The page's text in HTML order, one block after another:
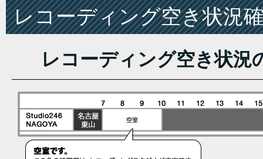
レコーディング空き状況
レコーディング空き状況